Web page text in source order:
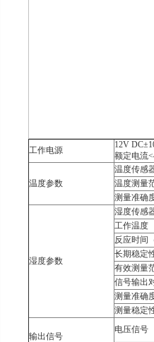
工作电源
12V
额定电流
温度参数
温度传感
温度测量
测量准确
湿度参数
湿度传感
工作温度
反应时间
长期稳定
有效测量
信号输出
测量准确
测量稳定
输出信号
电压信号